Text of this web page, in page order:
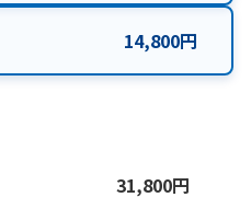
14,800円
31,800円